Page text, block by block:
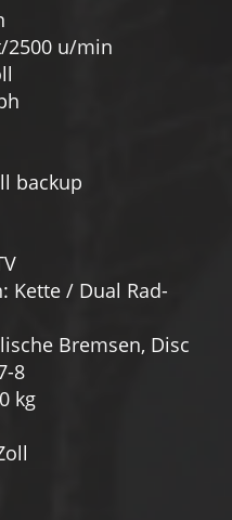
2500 u/min
backup
Kette / Dual Rad-
Bremsen, Disc
8
kg